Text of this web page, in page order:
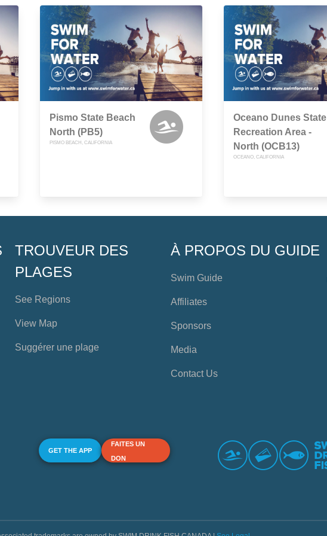
Pismo State Beach
North (PB5)
PISMO BEACH, CALIFORNIA
Oceano Dunes State
Recreation Area -
North (OCB13)
OCEANO, CALIFORNIA
TROUVEUR DES
PLAGES
See Regions
View Map
Suggérer une plage
À PROPOS DU GUIDE
Swim Guide
Affiliates
Sponsors
Media
Contact Us
GET THE APP
FAITES UN
DON